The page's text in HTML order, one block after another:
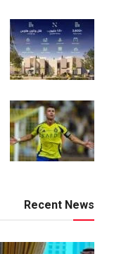
Recent News